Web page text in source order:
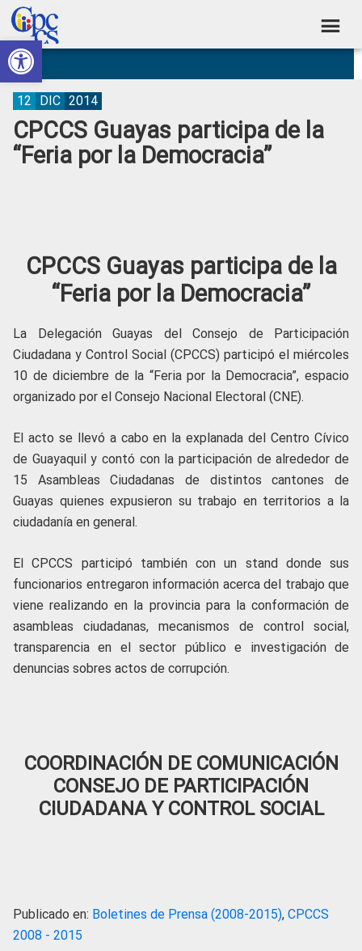
Abrir barra de herramientas
Skip
to
primary
navigation
Skip
to
main
content
Skip
to
primary
sidebar
Skip
to
footer
Consejo
de
Participación
Ciudadana
Construyendo
Poder
Ciudadano
CPCCS Guayas participa de la
“Feria por la Democracia”
12 DIC 2014
CPCCS Guayas participa de la
“Feria por la Democracia”
La Delegación Guayas del Consejo de Participación
Ciudadana y Control Social (CPCCS) participó el miércoles
10 de diciembre de la “Feria por la Democracia”, espacio
organizado por el Consejo Nacional Electoral (CNE).
El acto se llevó a cabo en la explanada del Centro Cívico
de Guayaquil y contó con la participación de alrededor de
15 Asambleas Ciudadanas de distintos cantones de
Guayas quienes expusieron su trabajo en territorios a la
ciudadanía en general.
El CPCCS participó también con un stand donde sus
funcionarios entregaron información acerca del trabajo que
viene realizando en la provincia para la conformación de
asambleas ciudadanas, mecanismos de control social,
transparencia en el sector público e investigación de
denuncias sobres actos de corrupción.
COORDINACIÓN DE COMUNICACIÓN
CONSEJO DE PARTICIPACIÓN
CIUDADANA Y CONTROL SOCIAL
Publicado en: Boletines de Prensa (2008-2015), CPCCS
2008 - 2015